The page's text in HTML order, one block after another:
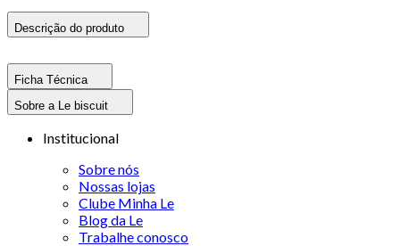
Descrição do produto
Ficha Técnica
Sobre a Le biscuit
Institucional
Sobre nós
Nossas lojas
Clube Minha Le
Blog da Le
Trabalhe conosco